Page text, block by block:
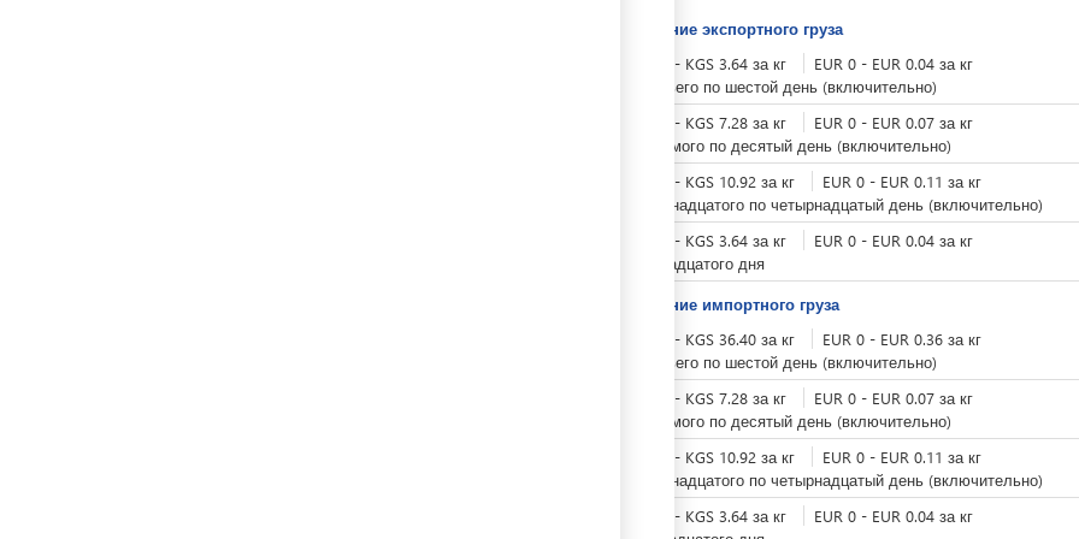
Хранение экспортного груза
- KGS 3.64 за кг EUR 0 - EUR 0.04 за кг
с третьего по шестой день (включительно)
- KGS 7.28 за кг EUR 0 - EUR 0.07 за кг
с седьмого по десятый день (включительно)
- KGS 10.92 за кг EUR 0 - EUR 0.11 за кг
с одиннадцатого по четырнадцатый день (включительно)
- KGS 3.64 за кг EUR 0 - EUR 0.04 за кг
с пятнадцатого дня
Хранение импортного груза
- KGS 36.40 за кг EUR 0 - EUR 0.36 за кг
с третьего по шестой день (включительно)
- KGS 7.28 за кг EUR 0 - EUR 0.07 за кг
с седьмого по десятый день (включительно)
- KGS 10.92 за кг EUR 0 - EUR 0.11 за кг
с одиннадцатого по четырнадцатый день (включительно)
- KGS 3.64 за кг EUR 0 - EUR 0.04 за кг